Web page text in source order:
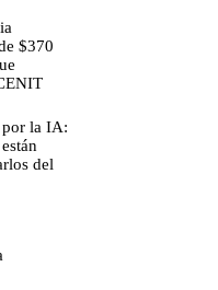
$370
por la IA:
del